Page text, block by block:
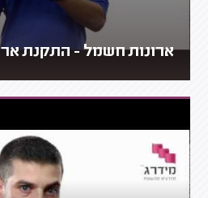
ארונות חשמל - התקנת